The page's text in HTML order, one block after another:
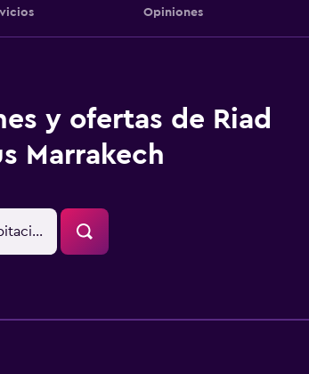
Opiniones
y ofertas de Riad
Marrakech